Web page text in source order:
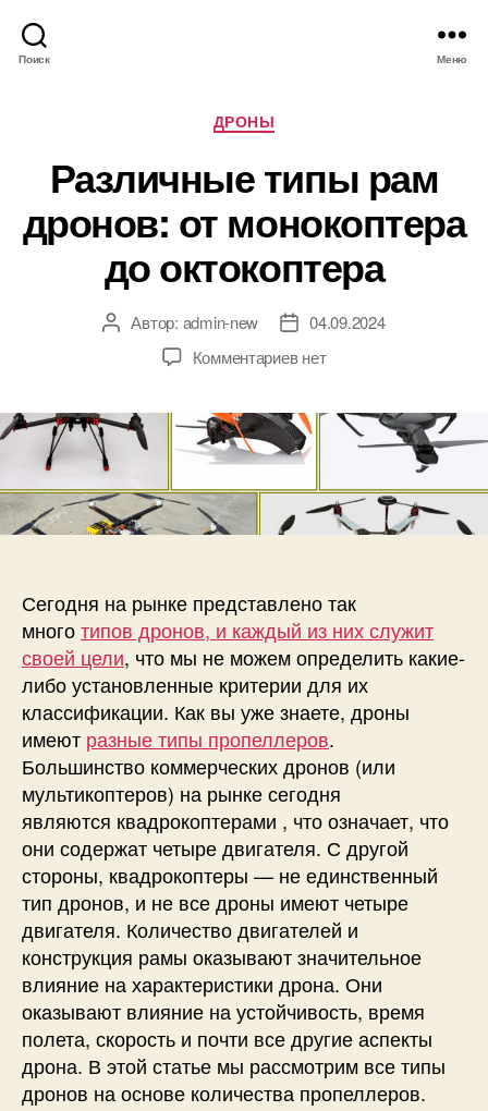
Поиск Меню
Р
у
б
р
и
к
и
ДРОНЫ
Различные типы рам
дронов: от монокоптера
до октокоптера
А
р
п
и
с
Автор: admin-new
Д
т
з
а
п
и
с
и
04.09.2024
Комментариевк
п
и
и
л
и
ч
н
ы
е
т
и
п
ы
р
а
м
д
р
о
н
в
:
о
т
нет
Сегодня на рынке представлено так
многотипов дронов, и каждый из них служит
своей цели, что мы не можем определить какие-
либо установленные критерии для их
классификации. Как вы уже знаете, дроны
имеют разные типы пропеллеров.
Большинство коммерческих дронов (или
мультикоптеров) на рынке сегодня
являются квадрокоптерами , что означает, что
они содержат четыре двигателя. С другой
стороны, квадрокоптеры — не единственный
тип дронов, и не все дроны имеют четыре
двигателя. Количество двигателей и
конструкция рамы оказывают значительное
влияние на характеристики дрона. Они
оказывают влияние на устойчивость, время
полета, скорость и почти все другие аспекты
дрона. В этой статье мы рассмотрим все типы
дронов на основе количества пропеллеров.